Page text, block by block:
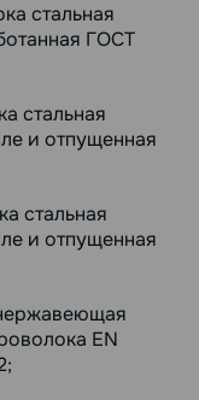
стальная
ГОСТ
стальная
и отпущенная
стальная
и отпущенная
EN